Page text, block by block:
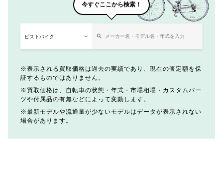
今すぐここから検索！
表示される買取価格は過去の実績であり、現在の査定額を保
証するものではありません。
買取価格は、自転車の状態・年式・市場相場・カスタムパー
ツや付属品の有無などによって変動します。
最新モデルや流通量が少ないモデルはデータが表示されない
場合があります。